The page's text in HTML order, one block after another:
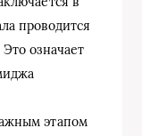
проводится
означает
этапом